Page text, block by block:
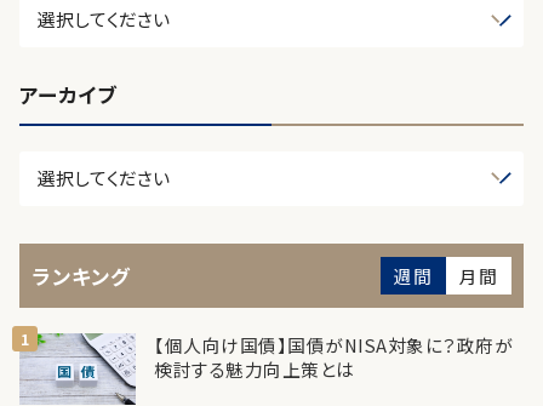
アーカイブ
ランキング 週間 月間
【個人向け国債】国債がNISA対象に？政府が
検討する魅力向上策とは